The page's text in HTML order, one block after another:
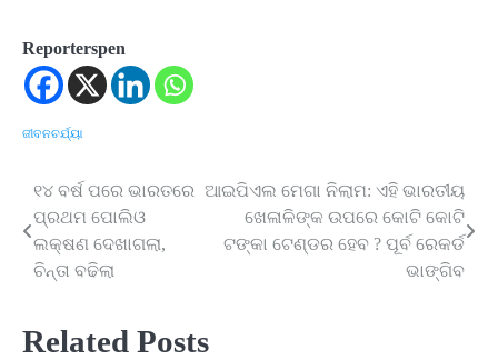
Reporterspen
ଜୀବନଚର୍ଯ୍ୟା
Post
navigation
୧୪ ବର୍ଷ ପରେ ଭାରତରେ
ପ୍ରଥମ ପୋଲିଓ
ଲକ୍ଷଣ ଦେଖାଗଲା,
ଚିନ୍ତା ବଢିଲା
ଆଇପିଏଲ ମେଗା ନିଲାମ: ଏହି ଭାରତୀୟ
ଖେଳାଳିଙ୍କ ଉପରେ କୋଟି କୋଟି
ଟଙ୍କା ଟେଣ୍ଡର ହେବ ? ପୂର୍ବ ରେକର୍ଡ
ଭାଙ୍ଗିବ
Related Posts